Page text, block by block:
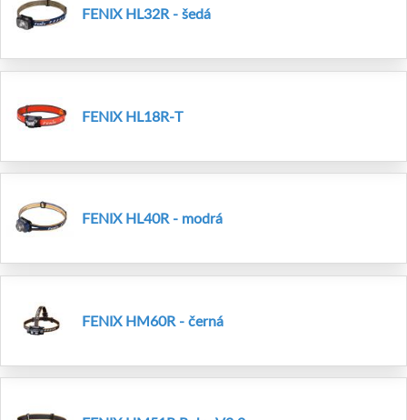
FENIX HL32R - šedá
FENIX HL18R-T
FENIX HL40R - modrá
FENIX HM60R - černá